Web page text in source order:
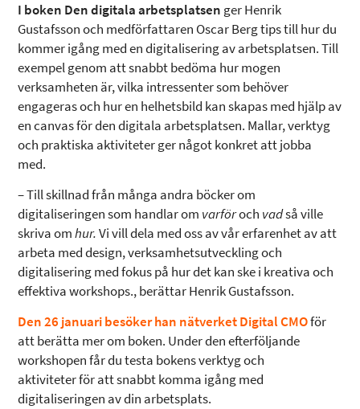
I boken Den digitala arbetsplatsen ger Henrik
Gustafsson och medförfattaren Oscar Berg tips till hur du
kommer igång med en digitalisering av arbetsplatsen. Till
exempel genom att snabbt bedöma hur mogen
verksamheten är, vilka intressenter som behöver
engageras och hur en helhetsbild kan skapas med hjälp av
en canvas för den digitala arbetsplatsen. Mallar, verktyg
och praktiska aktiviteter ger något konkret att jobba
med.
– Till skillnad från många andra böcker om
digitaliseringen som handlar om varföroch vadså ville
skriva omhur.Vi vill dela med oss av vår erfarenhet av att
arbeta med design, verksamhetsutveckling och
digitalisering med fokus på hur det kan ske i kreativa och
effektiva workshops., berättar Henrik Gustafsson.
Den 26 januaribesöker han nätverket Digital CMOför
att berätta mer om boken. Under den efterföljande
workshopen får du testa bokens verktyg och
aktiviteter för att snabbt komma igång med
digitaliseringen av din arbetsplats.